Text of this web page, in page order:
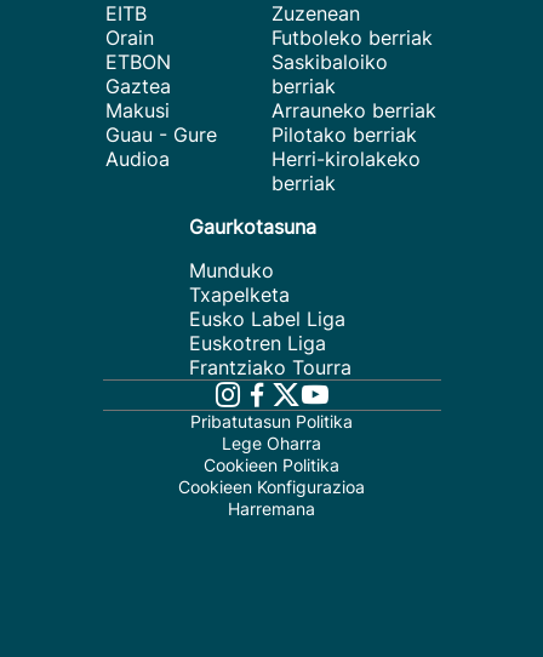
EITB
Orain
ETBON
Gaztea
Makusi
Guau - Gure
Audioa
Zuzenean
Futboleko berriak
Saskibaloiko
berriak
Arrauneko berriak
Pilotako berriak
Herri-kirolakeko
berriak
Gaurkotasuna
Munduko
Txapelketa
Eusko Label Liga
Euskotren Liga
Frantziako Tourra
Pribatutasun Politika
Lege Oharra
Cookieen Politika
Cookieen Konfigurazioa
Harremana